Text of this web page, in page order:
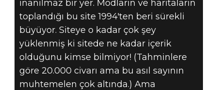
inanılmaz bir yer. Modların ve haritaların
toplandığı bu site 1994'ten beri sürekli
büyüyor. Siteye o kadar çok şey
yüklenmiş ki sitede ne kadar içerik
olduğunu kimse bilmiyor! (Tahminlere
göre 20.000 civarı ama bu asıl sayının
muhtemelen çok altında.) Ama